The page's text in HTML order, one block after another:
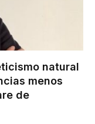
natural
menos
de